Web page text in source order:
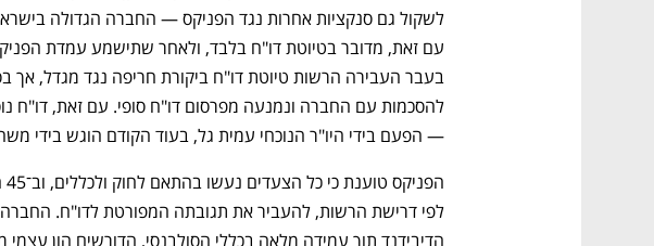
— הפעם בידי היו"ר הנוכחי עמית גל, בעוד הקודם הוגש בידי